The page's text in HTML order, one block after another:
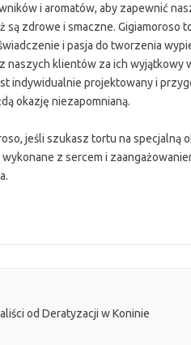
i aromatów, aby zapewnić
są zdrowe i smaczne.
i pasja do tworzenia
naszych klientów za ich wyjątkowy
indywidualnie projektowany i
okazję niezapomnianą.
jeśli szukasz tortu na specjalną
z sercem i
od Deratyzacji w Koninie